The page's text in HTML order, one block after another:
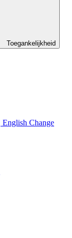
Toegankelijkheid
English Change